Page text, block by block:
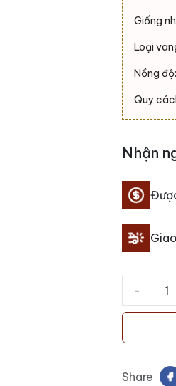
Giống
Loại
Nồng độ:
Quy
Nhận
-
vang
Share